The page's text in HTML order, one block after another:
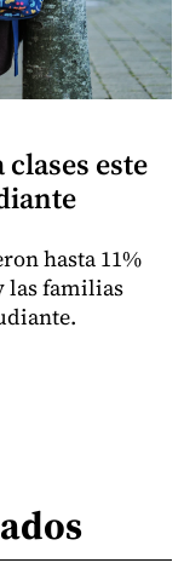
este
hasta 11%
las familias